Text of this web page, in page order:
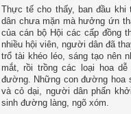
Thực tế cho thấy, ban đầu khi
dân chưa mặn mà hưởng ứn
của cán bộ Hội các cấp đồng
nhiều hội viên, người dân đã
trổ tài khéo léo, sáng tạo nên
mắt, rồi trồng các loại hoa
đường. Những con đường hoa
và cỏ dại, người dân phấn
sinh đường làng, ngõ xóm.